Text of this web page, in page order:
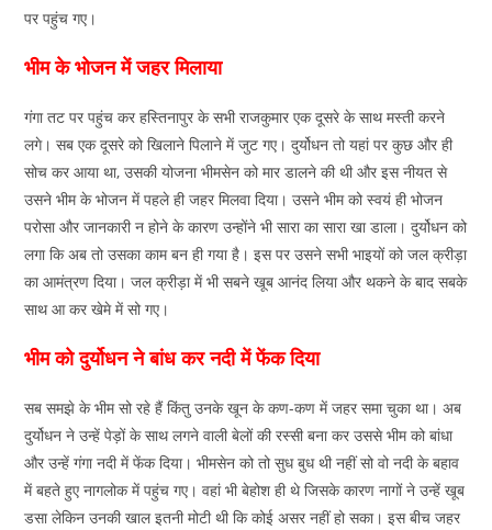
A
p o
k
m
पर पहुंच गए।
भीम के भोजन में जहर मिलाया
गंगा तट पर पहुंच कर हस्तिनापुर के सभी राजकुमार एक दूसरे के साथ मस्ती करने
लगे। सब एक दूसरे को खिलाने पिलाने में जुट गए। दुर्योधन तो यहां पर कुछ और ही
सोच कर आया था, उसकी योजना भीमसेन को मार डालने की थी और इस नीयत से
उसने भीम के भोजन में पहले ही जहर मिलवा दिया। उसने भीम को स्वयं ही भोजन
परोसा और जानकारी न होने के कारण उन्होंने भी सारा का सारा खा डाला। दुर्योधन को
लगा कि अब तो उसका काम बन ही गया है। इस पर उसने सभी भाइयों को जल क्रीड़ा
का आमंत्रण दिया। जल क्रीड़ा में भी सबने खूब आनंद लिया और थकने के बाद सबके
साथ आ कर खेमे में सो गए।
भीम को दुर्योधन ने बांध कर नदी में फेंक दिया
सब समझे के भीम सो रहे हैं किंतु उनके खून के कण-कण में जहर समा चुका था। अब
दुर्योधन ने उन्हें पेड़ों के साथ लगने वाली बेलों की रस्सी बना कर उससे भीम को बांधा
और उन्हें गंगा नदी में फेंक दिया। भीमसेन को तो सुध बुध थी नहीं सो वो नदी के बहाव
में बहते हुए नागलोक में पहुंच गए। वहां भी बेहोश ही थे जिसके कारण नागों ने उन्हें खूब
डसा लेकिन उनकी खाल इतनी मोटी थी कि कोई असर नहीं हो सका। इस बीच जहर